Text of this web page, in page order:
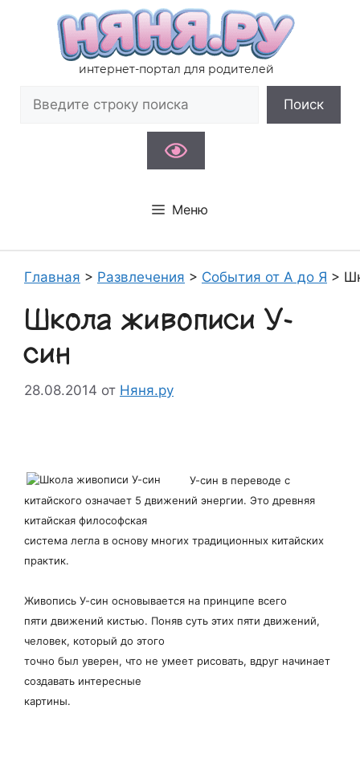
содержимому
интернет-портал для родителей
Поиск
Меню
Главная > Развлечения > События от А до Я >
Школа живописи У-
син
28.08.2014 от Няня.ру
У-син в переводе с
китайского означает 5 движений энергии. Это древняя
китайская философская
система легла в основу многих традиционных китайских
практик.
Живопись У-син основывается на принципе всего
пяти движений кистью. Поняв суть этих пяти движений,
человек, который до этого
точно был уверен, что не умеет рисовать, вдруг начинает
создавать интересные
картины.